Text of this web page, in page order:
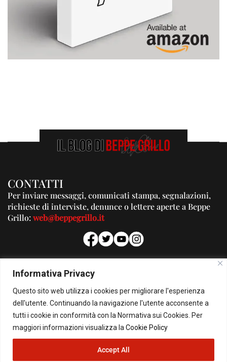
Informativa Privacy
Questo sito web utilizza i cookies per migliorare l'esperienza
dell'utente. Continuando la navigazione l'utente acconsente a
tutti i cookie in conformità con la Normativa sui Cookies. Per
maggiori informazioni visualizza la Cookie Policy
Accept All
CONTATTI
Per inviare messaggi, comunicati stampa, segnalazioni,
richieste di interviste, denunce o lettere aperte a Beppe
Grillo:web@beppegrillo.it
PUBBLICITA'
Per la tua pubblicità su questo Blog:
pubblicita@beppegrillo.it
HOMEPAGE COOKIE POLICY PRIVACY POLICY CONTATTI
© Copyright 2026 - Il Blog di Beppe Grillo. All Rights Reserved - Powered by